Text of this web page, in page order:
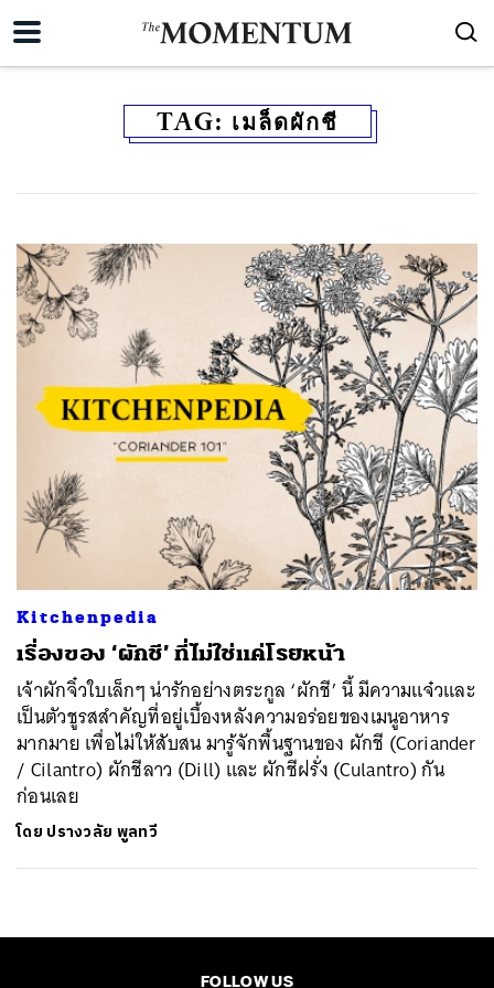
TAG: เมล็ดผักชี
Kitchenpedia
เรื่องของ ‘ผักชี’ ที่ไม่ใช่แค่โรยหน้า
เจ้าผักจิ๋วใบเล็กๆ น่ารักอย่างตระกูล ‘ผักชี’ นี้ มีความแจ๋วและ
เป็นตัวชูรสสำคัญที่อยู่เบื้องหลังความอร่อยของเมนูอาหาร
มากมาย เพื่อไม่ให้สับสน มารู้จักพื้นฐานของ ผักชี (Coriander
/ Cilantro) ผักชีลาว (Dill) และ ผักชีฝรั่ง (Culantro) กัน
ก่อนเลย
โดย ปรางวลัย พูลทวี
FOLLOW US
ค้นหา
TWEET LINE EMAIL